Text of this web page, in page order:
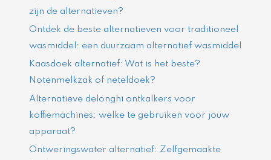
zijn de alternatieven?
Ontdek de beste alternatieven voor traditioneel
wasmiddel: een duurzaam alternatief wasmiddel
Kaasdoek alternatief: Wat is het beste?
Notenmelkzak of neteldoek?
Alternatieve delonghi ontkalkers voor
koffiemachines: welke te gebruiken voor jouw
apparaat?
Ontweringswater alternatief: Zelfgemaakte